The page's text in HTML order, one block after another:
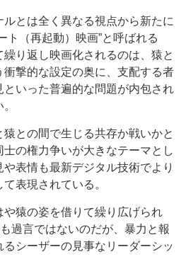
とは全く異なる視点から新たに
ト（再起動）映画”と呼ばれる
り返し映画化されるのは、猿と
衝撃的な設定の奥に、支配する者
といった普遍的な問題が内包され
との間で生じる共存か戦いかと
の権力争いが大きなテーマとし
表情も最新デジタル技術でより
表現されている。
猿の姿を借りて繰り広げられ
過言ではないのだが、暴力と報
シーザーの見事なリーダーシッ